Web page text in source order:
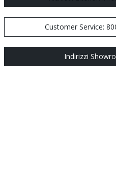
Customer Service:
Indirizzi